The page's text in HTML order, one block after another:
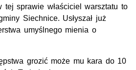
tej sprawie właściciel warsztatu to
Siechnice. Usłyszał już
umyślnego mienia o
grozić może mu kara do 10